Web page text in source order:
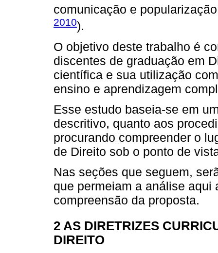
comunicação e
2010).
O objetivo deste trabalho é
discentes de graduação em
científica e sua utilização
ensino e aprendizagem
Esse estudo baseia-se em
descritivo, quanto aos
procurando compreender o
de Direito sob o ponto de
Nas seções que seguem,
que permeiam a análise
compreensão da proposta.
2 AS DIRETRIZES
DIREITO